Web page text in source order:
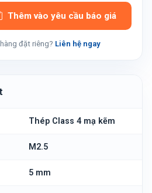
Thêm vào yêu cầu báo giá
đặt riêng? Liên hệ ngay
Thép Class 4 mạ kẽm
M2.5
5 mm